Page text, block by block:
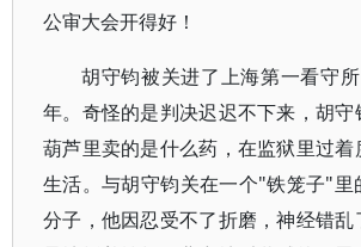
公审大会开得好！
胡守钧被关进了上海第一看守
年。奇怪的是判决迟迟不下来，胡守
葫芦里卖的是什么药，在监狱里过着
生活。与胡守钧关在一个"铁笼子"里
分子，他因忍受不了折磨，神经错乱